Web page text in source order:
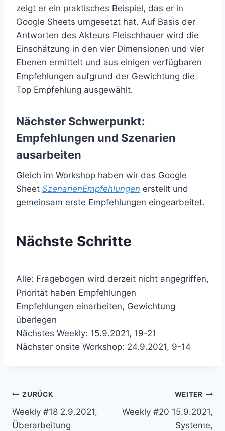
zeigt er ein praktisches Beispiel, das er in
Google Sheets umgesetzt hat. Auf Basis der
Antworten des Akteurs Fleischhauer wird die
Einschätzung in den vier Dimensionen und vier
Ebenen ermittelt und aus einigen verfügbaren
Empfehlungen aufgrund der Gewichtung die
Top Empfehlung ausgewählt.
Nächster Schwerpunkt:
Empfehlungen und Szenarien
ausarbeiten
Gleich im Workshop haben wir das Google
Sheet SzenarienEmpfehlungen erstellt und
gemeinsam erste Empfehlungen eingearbeitet.
Nächste Schritte
Alle: Fragebogen wird derzeit nicht angegriffen,
Priorität haben Empfehlungen
Empfehlungen einarbeiten, Gewichtung
überlegen
Nächstes Weekly: 15.9.2021, 19-21
Nächster onsite Workshop: 24.9.2021, 9-14
Beitragsnavigation
ZURÜCK
Weekly #18 2.9.2021,
Überarbeitung
WEITER
Weekly #20 15.9.2021,
Systeme,